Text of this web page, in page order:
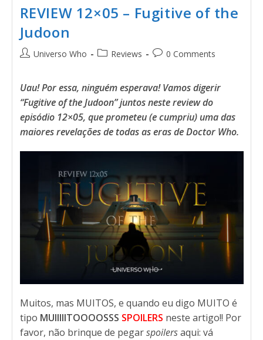
REVIEW 12×05 – Fugitive of the
Judoon
Universo Who Reviews 0 Comments
Uau! Por essa, ninguém esperava! Vamos digerir
“Fugitive of the Judoon” juntos neste review do
episódio 12×05, que prometeu (e cumpriu) uma das
maiores revelações de todas as eras de Doctor Who.
Muitos, mas MUITOS, e quando eu digo MUITO é
tipo MUIIIIITOOOOSSS SPOILERS neste artigo!! Por
favor, não brinque de pegarspoilersaqui: vá